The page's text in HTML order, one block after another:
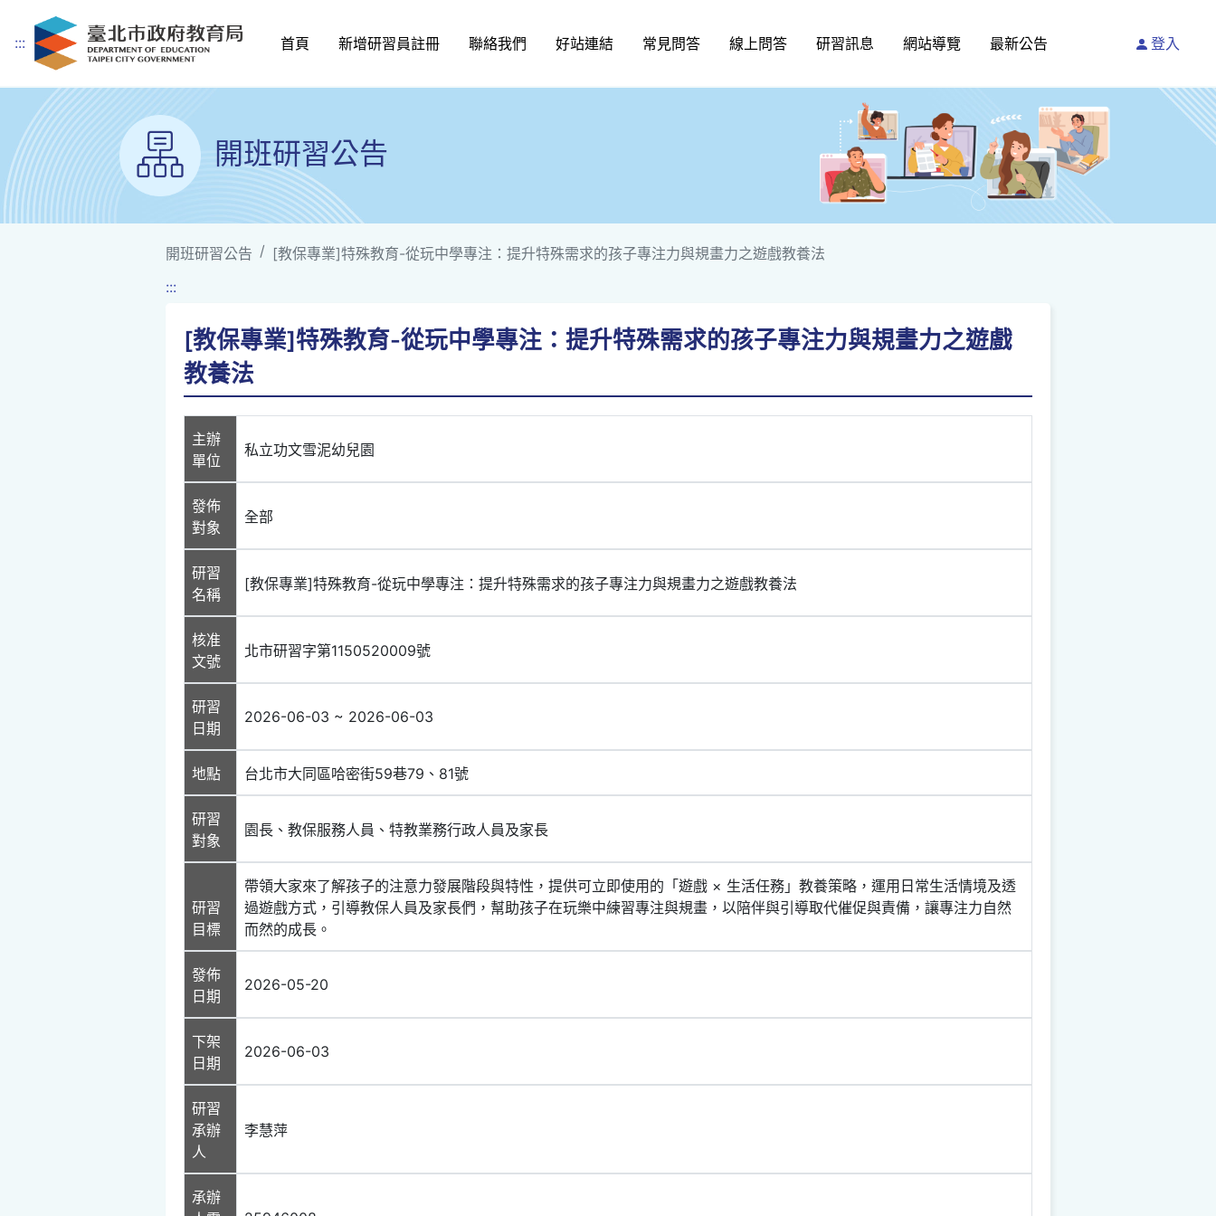
跳到主要內容
::: 首頁 新增研習員註冊 聯絡我們 好站連結 常見問答 線上問答 研習訊息 網站導覽 最新公告 登入
開班研習公告
開班研習公告
[教保專業]特殊教育-從玩中學專注：提升特殊需求的孩子專注力與規畫力之遊戲教養法
:::
[教保專業]特殊教育-從玩中學專注：提升特殊需求的孩子專注力與規畫力之遊戲
教養法
主辦
單位
私立功文雪泥幼兒園
發佈
對象
全部
研習
名稱
[教保專業]特殊教育-從玩中學專注：提升特殊需求的孩子專注力與規畫力之遊戲教養法
核准
文號
北市研習字第1150520009號
研習
日期
2026-06-03 ~ 2026-06-03
地點 台北市大同區哈密街59巷79、81號
研習
對象
園長、教保服務人員、特教業務行政人員及家長
研習
目標
帶領大家來了解孩子的注意力發展階段與特性，提供可立即使用的「遊戲 × 生活任務」教養策略，運用日常生活情境及透
過遊戲方式，引導教保人員及家長們，幫助孩子在玩樂中練習專注與規畫，以陪伴與引導取代催促與責備，讓專注力自然
而然的成長。
發佈
日期
2026-05-20
下架
日期
2026-06-03
研習
承辦
人
李慧萍
承辦